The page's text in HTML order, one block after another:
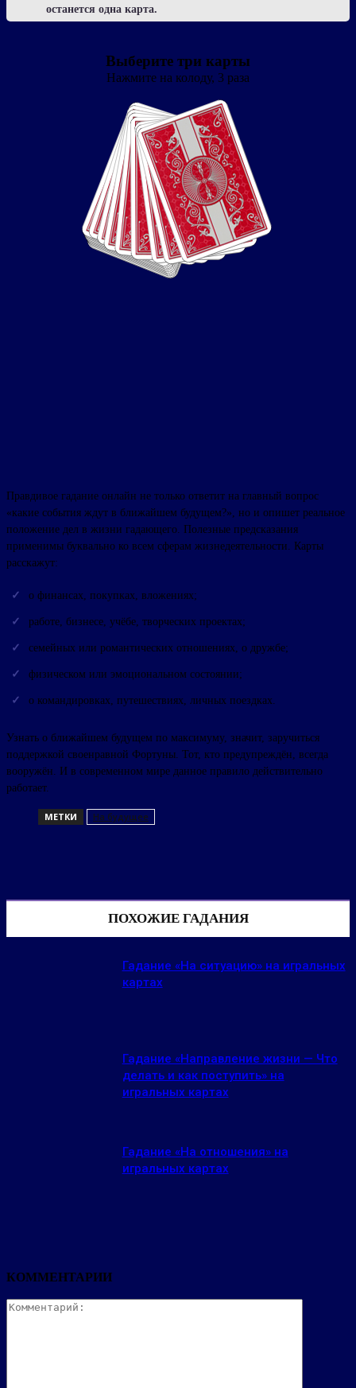
останется одна карта.
Выберите три карты
Нажмите на колоду, 3 раза
Правдивое гадание онлайн не только ответит на главный вопрос
«какие события ждут в ближайшем будущем?», но и опишет реальное
положение дел в жизни гадающего. Полезные предсказания
применимы буквально ко всем сферам жизнедеятельности. Карты
расскажут:
о финансах, покупках, вложениях;
работе, бизнесе, учёбе, творческих проектах;
семейных или романтических отношениях, о дружбе;
физическом или эмоциональном состоянии;
о командировках, путешествиях, личных поездках.
Узнать о ближайшем будущем по максимуму, значит, заручиться
поддержкой своенравной Фортуны. Тот, кто предупреждён, всегда
вооружён. И в современном мире данное правило действительно
работает.
МЕТКИ На будущее
ПОХОЖИЕ ГАДАНИЯ
Гадание «На ситуацию» на игральных
картах
Гадание «Направление жизни — Что
делать и как поступить» на
игральных картах
Гадание «На отношения» на
игральных картах
КОММЕНТАРИИ